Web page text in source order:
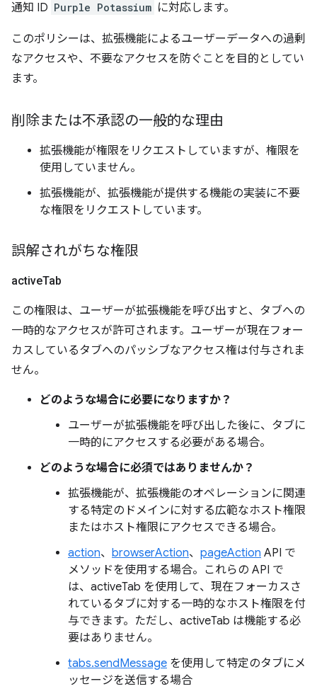
通知 ID Purple Potassium に対応します。
このポリシーは、拡張機能によるユーザーデータへの過剰
なアクセスや、不要なアクセスを防ぐことを目的としてい
ます。
削除または不承認の一般的な理由
拡張機能が権限をリクエストしていますが、権限を
使用していません。
拡張機能が、拡張機能が提供する機能の実装に不要
な権限をリクエストしています。
誤解されがちな権限
activeTab
この権限は、ユーザーが拡張機能を呼び出すと、タブへの
一時的なアクセスが許可されます。ユーザーが現在フォー
カスしているタブへのパッシブなアクセス権は付与されま
せん。
どのような場合に必要になりますか？
ユーザーが拡張機能を呼び出した後に、タブに
一時的にアクセスする必要がある場合。
どのような場合に必須ではありませんか？
拡張機能が、拡張機能のオペレーションに関連
する特定のドメインに対する広範なホスト権限
またはホスト権限にアクセスできる場合。
action、 browserAction、 pageAction API で
メソッドを使用する場合。これらの API で
は、activeTab を使用して、現在フォーカスさ
れているタブに対する一時的なホスト権限を付
与できます。ただし、activeTab は機能する必
要はありません。
tabs.sendMessage を使用して特定のタブにメ
ッセージを送信する場合